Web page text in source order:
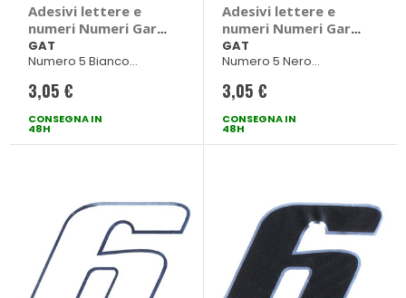
Adesivi lettere e
numeri Numeri Gara
- GAT
GAT
Numero 5 Bianco
3,05 €
CONSEGNA IN
48H
Adesivi lettere e
numeri Numeri Gara
- GAT
GAT
Numero 5 Nero
3,05 €
CONSEGNA IN
48H